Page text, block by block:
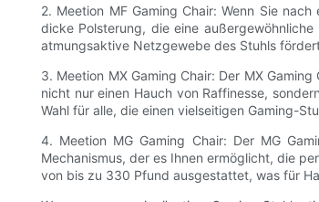
2. Meetion MF Gaming Chair: Wenn Sie
dicke Polsterung, die eine
atmungsaktive Netzgewebe des Stuhls
3. Meetion MX Gaming Chair: Der MX
nicht nur einen Hauch von Raffinesse,
Wahl für alle, die einen vielseitigen Gaming-
4. Meetion MG Gaming Chair: Der MG
Mechanismus, der es Ihnen ermöglicht, die
von bis zu 330 Pfund ausgestattet, was für